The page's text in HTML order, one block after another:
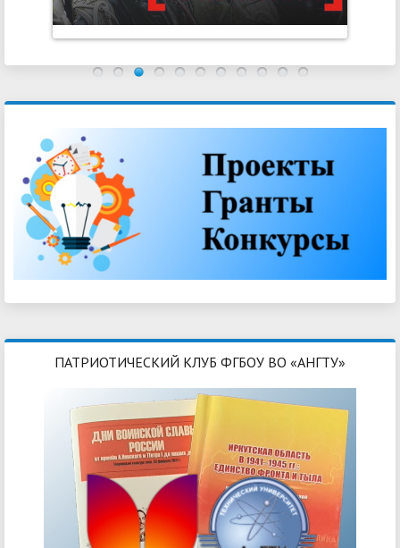
ПАТРИОТИЧЕСКИЙ КЛУБ ФГБОУ ВО «АНГТУ»